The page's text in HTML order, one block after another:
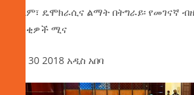
ሰላም፣ ዴሞክራሲና ልማት በትግራይ፡ የመገናኛ
አንቂዎች ሚና
ሰኔ 30 2018 አዲስ አበባ